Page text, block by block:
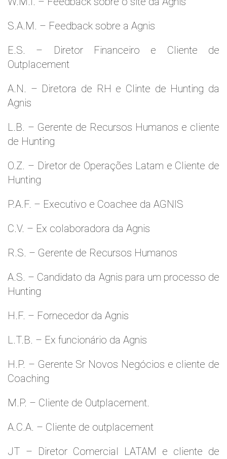
S.A.M. – Feedback sobre a Agnis
E.S. – Diretor Financeiro e Cliente de
Outplacement
A.N. – Diretora de RH e Clinte de Hunting da
Agnis
L.B. – Gerente de Recursos Humanos e cliente
de Hunting
O.Z. – Diretor de Operações Latam e Cliente de
Hunting
P.A.F. – Executivo e Coachee da AGNIS
C.V. – Ex colaboradora da Agnis
R.S. – Gerente de Recursos Humanos
A.S. – Candidato da Agnis para um processo de
Hunting
H.F. – Fornecedor da Agnis
L.T.B. – Ex funcionário da Agnis
H.P. – Gerente Sr Novos Negócios e cliente de
Coaching
M.P. – Cliente de Outplacement.
A.C.A. – Cliente de outplacement
JT – Diretor Comercial LATAM e cliente de